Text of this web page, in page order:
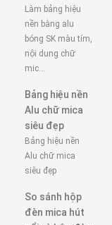
Làm bảng hiệu
nền bằng alu
bóng SK màu tím,
nội dung chữ
mic...
Bảng hiệu nền
Alu chữ mica
siêu đẹp
Bảng hiệu nền
Alu chữ mica
siêu đẹp
So sánh hộp
đèn mica hút